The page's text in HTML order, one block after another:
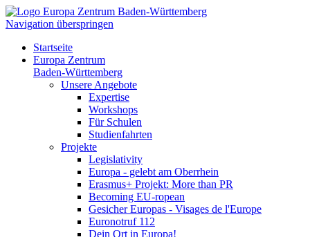
Navigation überspringen
Startseite
Europa Zentrum
Baden-Württemberg
Unsere Angebote
Expertise
Workshops
Für Schulen
Studienfahrten
Projekte
Legislativity
Europa - gelebt am Oberrhein
Erasmus+ Projekt: More than PR
Becoming EU-ropean
Gesicher Europas - Visages de l'Europe
Euronotruf 112
Dein Ort in Europa!